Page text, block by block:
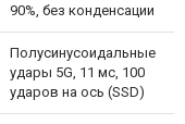
90%, без конденсации
Полусинусоидальные
удары 5G, 11 мс, 100
ударов на ось (SSD)